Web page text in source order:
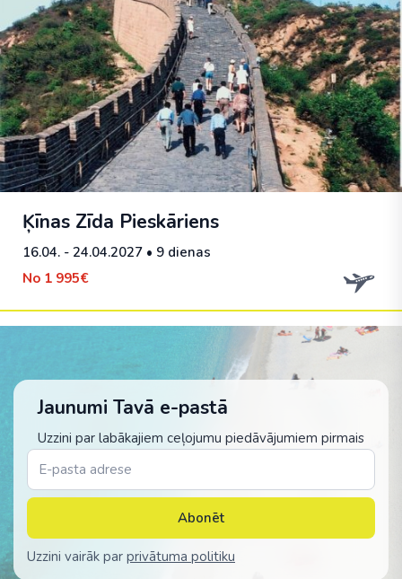
Ķīnas Zīda Pieskāriens
16.04. - 24.04.2027 • 9 dienas
No 1 995€
Jaunumi Tavā e-pastā
Uzzini par labākajiem ceļojumu piedāvājumiem pirmais
Abonēt
Uzzini vairāk par privātuma politiku